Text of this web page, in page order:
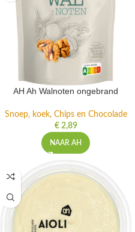
AH Ah Walnoten ongebrand
Snoep, koek, Chips en Chocolade
€2,89
NAAR AH